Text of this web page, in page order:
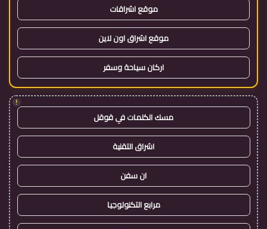
موقع اشراقات
موقع اشراق اون لاين
اركان سياحة وسفر
!
مسك الكلمات في قوقل
اشراق التقنية
ان سفن
مرابع التكنولوجيا